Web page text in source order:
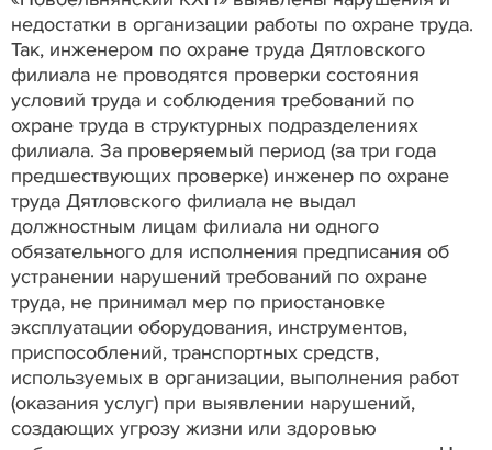
недостатки в организации работы по охране труда.
Так, инженером по охране труда Дятловского
филиала не проводятся проверки состояния
условий труда и соблюдения требований по
охране труда в структурных подразделениях
филиала. За проверяемый период (за три года
предшествующих проверке) инженер по охране
труда Дятловского филиала не выдал
должностным лицам филиала ни одного
обязательного для исполнения предписания об
устранении нарушений требований по охране
труда, не принимал мер по приостановке
эксплуатации оборудования, инструментов,
приспособлений, транспортных средств,
используемых в организации, выполнения работ
(оказания услуг) при выявлении нарушений,
создающих угрозу жизни или здоровью